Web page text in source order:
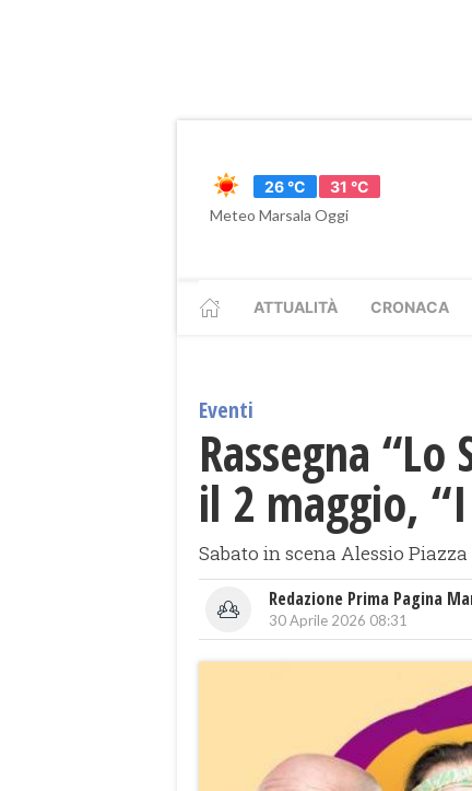
26 °C
31 °C
Meteo Marsala Oggi
ATTUALITÀ CRONACA
Eventi
Rassegna
il 2 maggio,
Sabato in scena Alessio
Redazione Prima Pagina
30 Aprile 2026 08:31